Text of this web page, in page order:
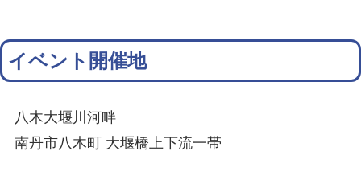
イベント開催地
八木大堰川河畔
南丹市八木町 大堰橋上下流一帯